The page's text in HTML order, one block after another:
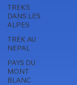
TREKS
DANS LES
ALPES
TREK AU
NEPAL
PAYS DU
MONT
BLANC